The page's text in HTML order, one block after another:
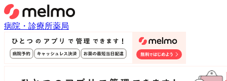
病院・診療所薬局